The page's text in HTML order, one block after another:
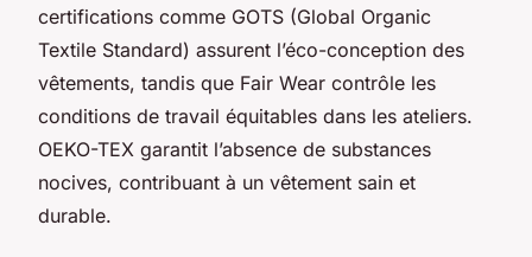
certifications comme GOTS (Global Organic
Textile Standard) assurent l’éco-conception des
vêtements, tandis que Fair Wear contrôle les
conditions de travail équitables dans les ateliers.
OEKO-TEX garantit l’absence de substances
nocives, contribuant à un vêtement sain et
durable.